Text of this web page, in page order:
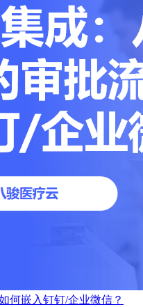
何嵌入钉钉/企业微信？